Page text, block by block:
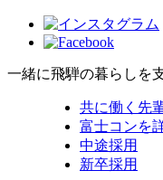
一緒に飛騨の暮らしを
共に働く先
富士コンを
中途採用
新卒採用